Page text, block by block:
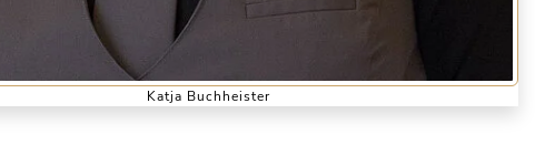
Katja Buchheister